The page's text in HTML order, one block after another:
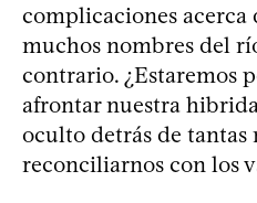
complicaciones acerca
muchos nombres del
contrario. ¿Estaremos
afrontar nuestra
oculto detrás de tantas
reconciliarnos con los